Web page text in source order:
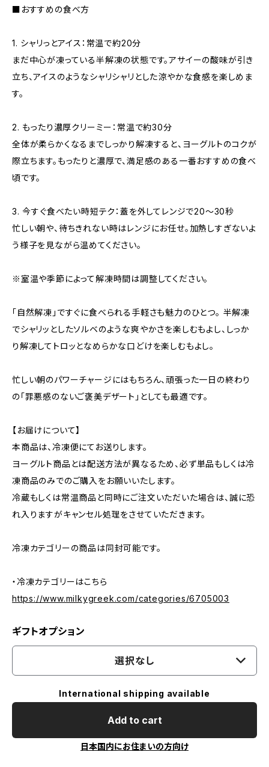
■おすすめの食べ方
1. シャリっとアイス：常温で約20分
まだ中心が凍っている半解凍の状態です。アサイーの酸味が引き
立ち、アイスのようなシャリシャリとした涼やかな食感を楽しめま
す。
2. もったり濃厚クリーミー：常温で約30分
全体が柔らかくなるまでしっかり解凍すると、ヨーグルトのコクが
際立ちます。もったりと濃厚で、満足感のある一番おすすめの食べ
頃です。
3. 今すぐ食べたい時短テク：蓋を外してレンジで20〜30秒
忙しい朝や、待ちきれない時はレンジにお任せ。加熱しすぎないよ
う様子を見ながら温めてください。
※室温や季節によって解凍時間は調整してください。
「自然解凍」ですぐに食べられる手軽さも魅力のひとつ。 半解凍
でシャリッとしたソルベのような爽やかさを楽しむもよし、しっか
り解凍してトロッとなめらかな口どけを楽しむもよし。
忙しい朝のパワーチャージにはもちろん、頑張った一日の終わり
の「罪悪感のないご褒美デザート」としても最適です。
【お届けについて】
本商品は、冷凍便にてお送りします。
ヨーグルト商品とは配送方法が異なるため、必ず単品もしくは冷
凍商品のみでのご購入をお願いいたします。
冷蔵もしくは常温商品と同時にご注文いただいた場合は、誠に恐
れ入りますがキャンセル処理をさせていただきます。
冷凍カテゴリーの商品は同封可能です。
・冷凍カテゴリーはこちら
https://www.milkygreek.com/categories/6705003
ギフトオプション
選択なし
International shipping available
Add to cart
日本国内にお住まいの方向け